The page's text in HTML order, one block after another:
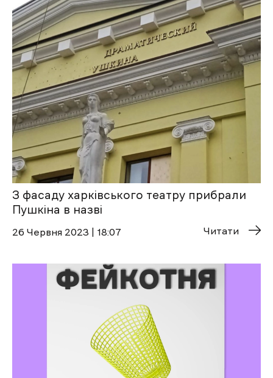
З фасаду харківського театру прибрали
Пушкіна в назві
26 Червня 2023 | 18:07 Читати